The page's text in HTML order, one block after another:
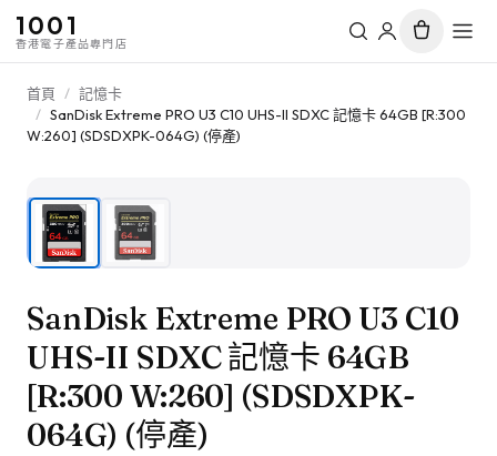
1001
香港電子產品專門店
首頁 / 記憶卡
/ SanDisk Extreme PRO U3 C10 UHS-II SDXC 記憶卡 64GB [R:300
W:260] (SDSDXPK-064G) (停產)
SanDisk Extreme PRO U3 C10
UHS-II SDXC 記憶卡 64GB
[R:300 W:260] (SDSDXPK-
064G) (停產)